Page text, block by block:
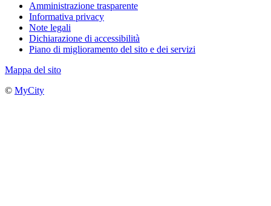
Amministrazione trasparente
Informativa privacy
Note legali
Dichiarazione di accessibilità
Piano di miglioramento del sito e dei servizi
Mappa del sito
© MyCity